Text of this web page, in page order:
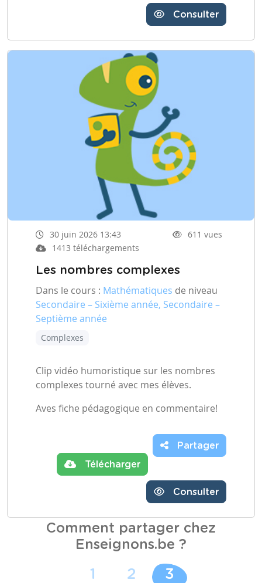
Consulter
30 juin 2026 13:43
611 vues
1413 téléchargements
Les nombres complexes
Dans le cours : Mathématiques de niveau
Secondaire – Sixième année, Secondaire –
Septième année
Complexes
Clip vidéo humoristique sur les nombres
complexes tourné avec mes élèves.
Aves fiche pédagogique en commentaire!
Télécharger
Partager
Consulter
Comment partager chez
Enseignons.be ?
1 2 3